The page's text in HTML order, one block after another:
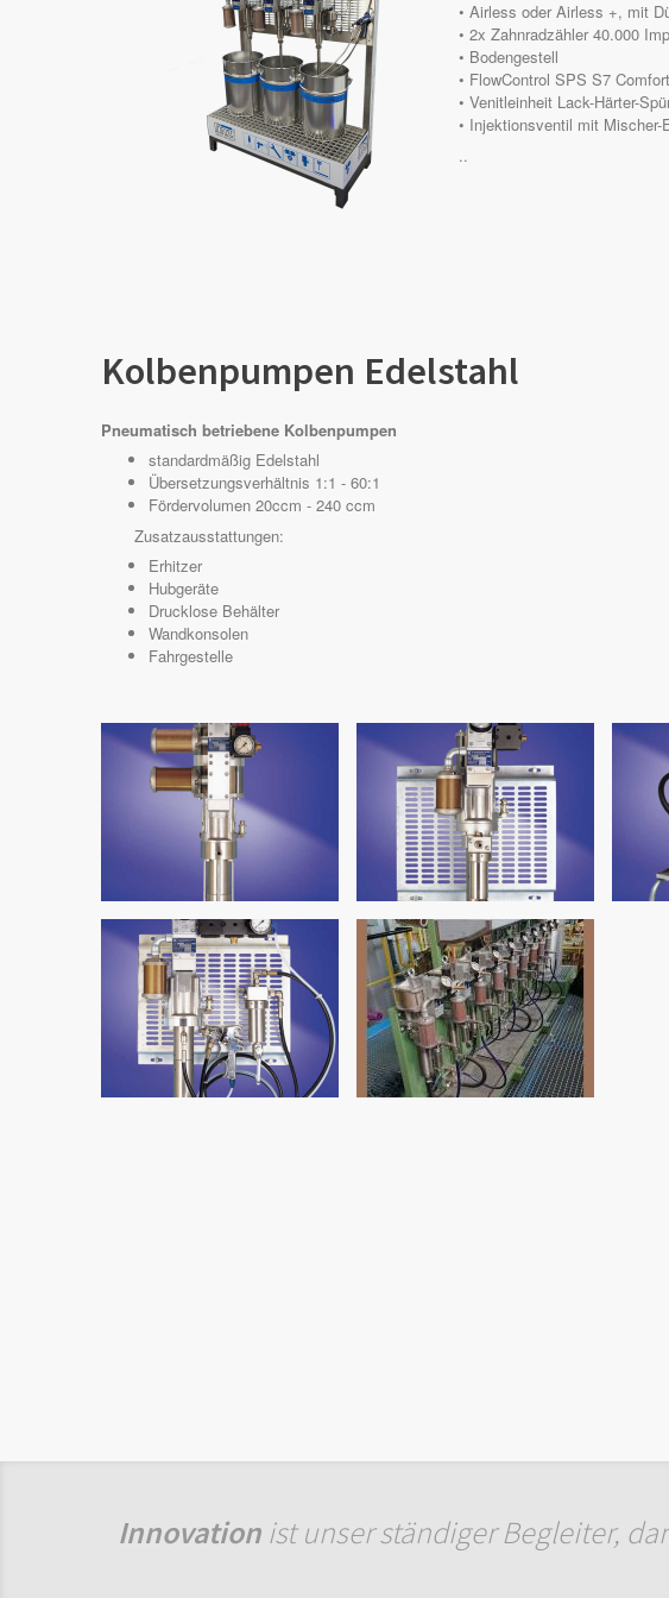
• Airless oder Airless +, mit
• 2x Zahnradzähler 40.000
• Bodengestell
• FlowControl SPS S7
• Venitleinheit Lack-Härter-
• Injektionsventil mit Mischer-
..
Kolbenpumpen Edelstahl
Pneumatisch betriebene Kolbenpumpen
standardmäßig Edelstahl
Übersetzungsverhältnis 1:1 - 60:1
Fördervolumen 20ccm - 240 ccm
Zusatzausstattungen:
Erhitzer
Hubgeräte
Drucklose Behälter
Wandkonsolen
Fahrgestelle
Innovationist unser ständiger Begleiter,